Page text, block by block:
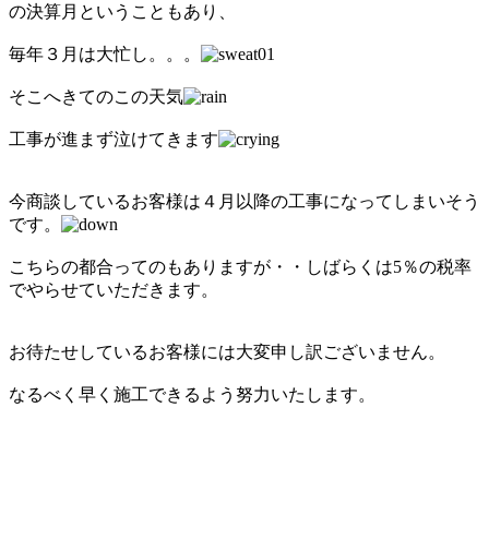
の決算月ということもあり、
毎年３月は大忙し。。。
そこへきてのこの天気
工事が進まず泣けてきます
今商談しているお客様は４月以降の工事になってしまいそう
です。
こちらの都合ってのもありますが・・しばらくは5％の税率
でやらせていただきます。
お待たせしているお客様には大変申し訳ございません。
なるべく早く施工できるよう努力いたします。